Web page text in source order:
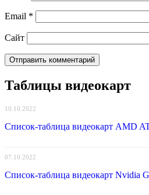
Email *
Сайт
Таблицы видеокарт
10.10.2022
Список-таблица видеокарт AMD
07.10.2022
Список-таблица видеокарт Nvidia